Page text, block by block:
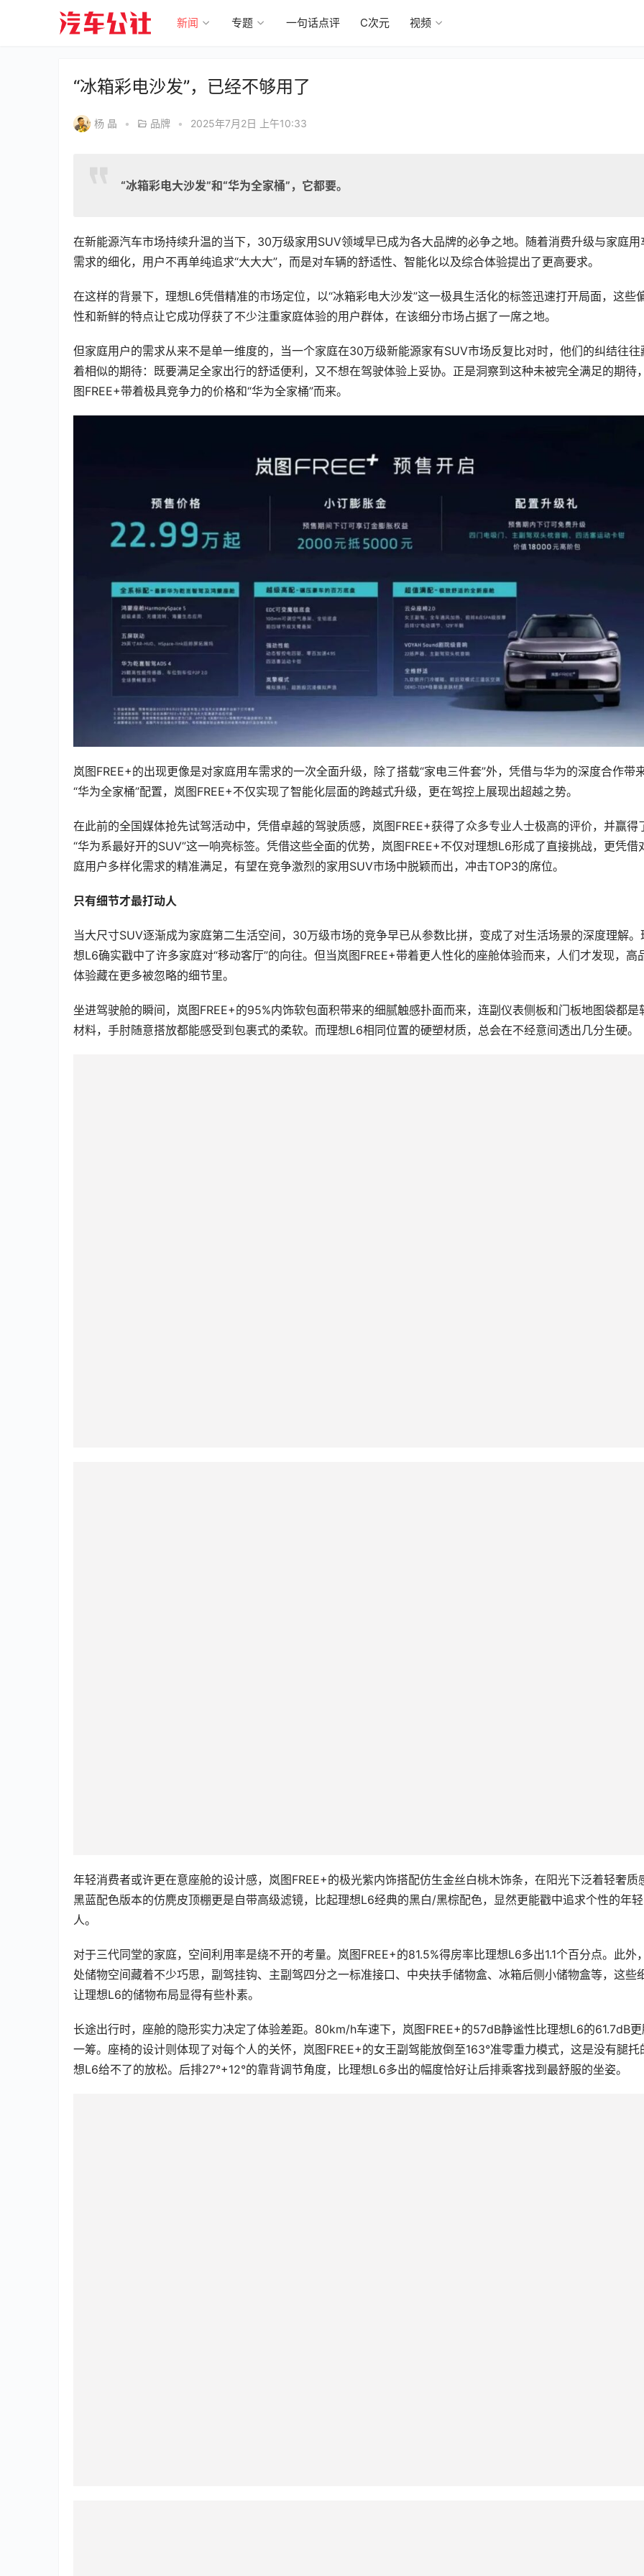
新闻 专题 一句话点评 C次元 视频
“冰箱彩电沙发”，已经不够用了
杨 晶 • 品牌 • 2025年7月2日 上午10:33
“冰箱彩电大沙发”和“华为全家桶”，它都要。
在新能源汽车市场持续升温的当下，30万级家用SUV领域早已成为各大品牌的必争之地。随着消费升级与家庭用
需求的细化，用户不再单纯追求“大大大”，而是对车辆的舒适性、智能化以及综合体验提出了更高要求。
在这样的背景下，理想L6凭借精准的市场定位，以“冰箱彩电大沙发”这一极具生活化的标签迅速打开局面，这些
性和新鲜的特点让它成功俘获了不少注重家庭体验的用户群体，在该细分市场占据了一席之地。
但家庭用户的需求从来不是单一维度的，当一个家庭在30万级新能源家有SUV市场反复比对时，他们的纠结往往
着相似的期待：既要满足全家出行的舒适便利，又不想在驾驶体验上妥协。正是洞察到这种未被完全满足的期待
图FREE+带着极具竞争力的价格和“华为全家桶”而来。
岚图FREE+的出现更像是对家庭用车需求的一次全面升级，除了搭载“家电三件套”外，凭借与华为的深度合作带
“华为全家桶”配置，岚图FREE+不仅实现了智能化层面的跨越式升级，更在驾控上展现出超越之势。
在此前的全国媒体抢先试驾活动中，凭借卓越的驾驶质感，岚图FREE+获得了众多专业人士极高的评价，并赢得
“华为系最好开的SUV”这一响亮标签。凭借这些全面的优势，岚图FREE+不仅对理想L6形成了直接挑战，更凭借
庭用户多样化需求的精准满足，有望在竞争激烈的家用SUV市场中脱颖而出，冲击TOP3的席位。
只有细节才最打动人
当大尺寸SUV逐渐成为家庭第二生活空间，30万级市场的竞争早已从参数比拼，变成了对生活场景的深度理解。
想L6确实戳中了许多家庭对“移动客厅”的向往。但当岚图FREE+带着更人性化的座舱体验而来，人们才发现，高
体验藏在更多被忽略的细节里。
坐进驾驶舱的瞬间，岚图FREE+的95%内饰软包面积带来的细腻触感扑面而来，连副仪表侧板和门板地图袋都是
材料，手肘随意搭放都能感受到包裹式的柔软。而理想L6相同位置的硬塑材质，总会在不经意间透出几分生硬。
年轻消费者或许更在意座舱的设计感，岚图FREE+的极光紫内饰搭配仿生金丝白桃木饰条，在阳光下泛着轻奢质
黑蓝配色版本的仿麂皮顶棚更是自带高级滤镜，比起理想L6经典的黑白/黑棕配色，显然更能戳中追求个性的年轻
人。
对于三代同堂的家庭，空间利用率是绕不开的考量。岚图FREE+的81.5%得房率比理想L6多出1.1个百分点。此外
处储物空间藏着不少巧思，副驾挂钩、主副驾四分之一标准接口、中央扶手储物盒、冰箱后侧小储物盒等，这些
让理想L6的储物布局显得有些朴素。
长途出行时，座舱的隐形实力决定了体验差距。80km/h车速下，岚图FREE+的57dB静谧性比理想L6的61.7dB
一筹。座椅的设计则体现了对每个人的关怀，岚图FREE+的女王副驾能放倒至163°准零重力模式，这是没有腿托
想L6给不了的放松。后排27°+12°的靠背调节角度，比理想L6多出的幅度恰好让后排乘客找到最舒服的坐姿。